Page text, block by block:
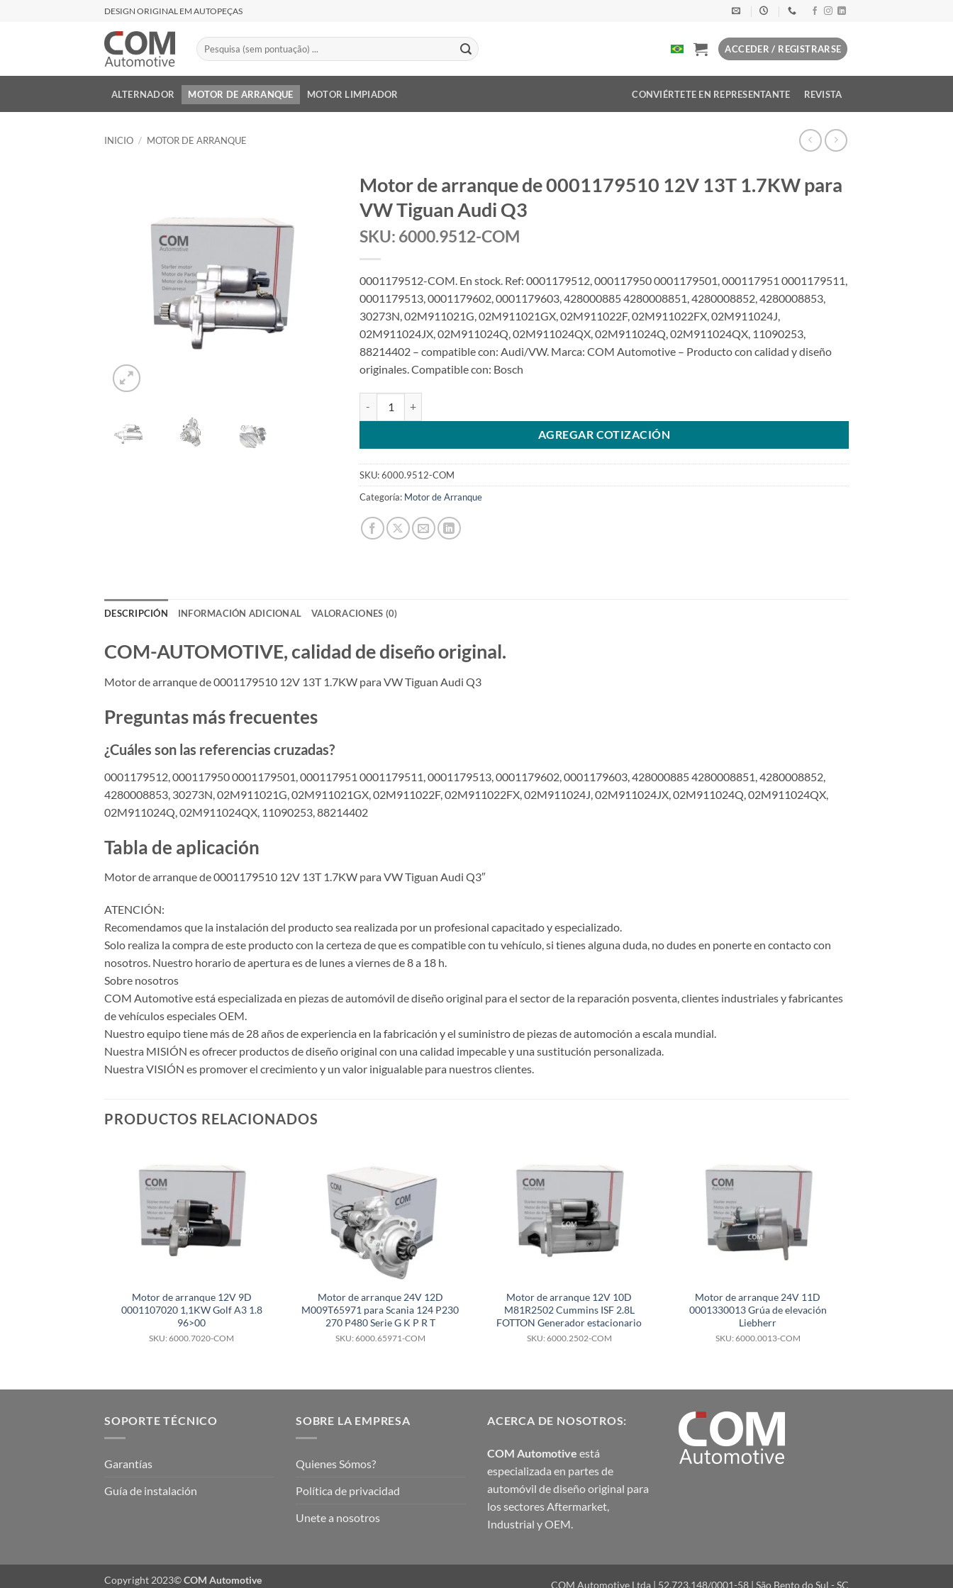
DESIGN ORIGINAL EM AUTOPEÇAS
Buscar
por:
ACCEDER / REGISTRARSE
ALTERNADOR MOTOR DE ARRANQUE MOTOR LIMPIADOR CONVIÉRTETE EN REPRESENTANTE REVISTA
INICIO / MOTOR DE ARRANQUE
Motor de arranque de 0001179510 12V 13T 1.7KW para
VW Tiguan Audi Q3
SKU: 6000.9512-COM
0001179512-COM. En stock. Ref: 0001179512, 000117950 0001179501, 000117951 0001179511,
0001179513, 0001179602, 0001179603, 428000885 4280008851, 4280008852, 4280008853,
30273N, 02M911021G, 02M911021GX, 02M911022F, 02M911022FX, 02M911024J,
02M911024JX, 02M911024Q, 02M911024QX, 02M911024Q, 02M911024QX, 11090253,
88214402 – compatible con: Audi/VW. Marca: COM Automotive – Producto con calidad y diseño
originales. Compatible con: Bosch
AGREGAR COTIZACIÓN
SKU:6000.9512-COM
Categoría: Motor de Arranque
DESCRIPCIÓN INFORMACIÓN ADICIONAL VALORACIONES (0)
COM-AUTOMOTIVE, calidad de diseño original.
Motor de arranque de 0001179510 12V 13T 1.7KW para VW Tiguan Audi Q3
Preguntas más frecuentes
¿Cuáles son las referencias cruzadas?
0001179512, 000117950 0001179501, 000117951 0001179511, 0001179513, 0001179602, 0001179603, 428000885 4280008851, 4280008852,
4280008853, 30273N, 02M911021G, 02M911021GX, 02M911022F, 02M911022FX, 02M911024J, 02M911024JX, 02M911024Q, 02M911024QX,
02M911024Q, 02M911024QX, 11090253, 88214402
Tabla de aplicación
Motor de arranque de 0001179510 12V 13T 1.7KW para VW Tiguan Audi Q3″
ATENCIÓN:
Recomendamos que la instalación del producto sea realizada por un profesional capacitado y especializado.
Solo realiza la compra de este producto con la certeza de que es compatible con tu vehículo, si tienes alguna duda, no dudes en ponerte en contacto con
nosotros. Nuestro horario de apertura es de lunes a viernes de 8 a 18 h.
Sobre nosotros
COM Automotive está especializada en piezas de automóvil de diseño original para el sector de la reparación posventa, clientes industriales y fabricantes
de vehículos especiales OEM.
Nuestro equipo tiene más de 28 años de experiencia en la fabricación y el suministro de piezas de automoción a escala mundial.
Nuestra MISIÓN es ofrecer productos de diseño original con una calidad impecable y una sustitución personalizada.
Nuestra VISIÓN es promover el crecimiento y un valor inigualable para nuestros clientes.
PRODUCTOS RELACIONADOS
Motor de arranque 12V 9D
0001107020 1,1KW Golf A3 1.8
96>00
SKU: 6000.7020-COM
Motor de arranque 24V 12D
M009T65971 para Scania 124 P230
270 P480 Serie G K P R T
SKU: 6000.65971-COM
Motor de arranque 12V 10D
M81R2502 Cummins ISF 2.8L
FOTTON Generador estacionario
SKU: 6000.2502-COM
Motor de arranque 24V 11D
0001330013 Grúa de elevación
Liebherr
SKU: 6000.0013-COM
SOPORTE TÉCNICO
Garantías
Guía de instalación
SOBRE LA EMPRESA
Quienes Sómos?
Política de privacidad
Unete a nosotros
ACERCA DE NOSOTROS:
COM Automotive está
especializada en partes de
automóvil de diseño original para
los sectores Aftermarket,
Industrial y OEM.
COM Automotive Ltda | 52.723.148/0001-58 | São Bento do Sul - SC
Copyright 2023©COM Automotive